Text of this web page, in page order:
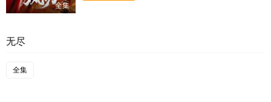
全集
无尽
全集